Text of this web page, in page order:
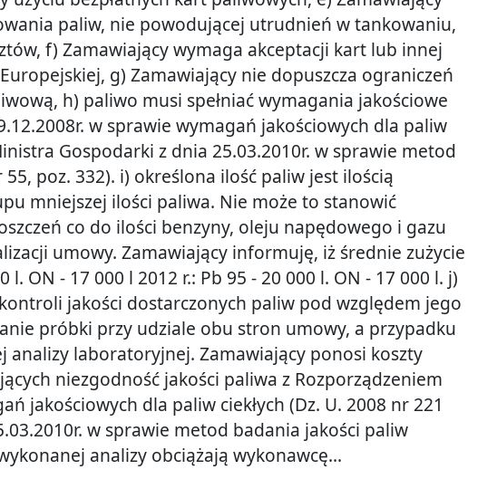
paliw, nie powodującej utrudnień w tankowaniu,
f) Zamawiający wymaga akceptacji kart lub innej
g) Zamawiający nie dopuszcza ograniczeń
h) paliwo musi spełniać wymagania jakościowe
w sprawie wymagań jakościowych dla paliw
Gospodarki z dnia 25.03.2010r. w sprawie metod
poz. 332). i) określona ilość paliw jest ilością
mniejszej ilości paliwa. Nie może to stanowić
co do ilości benzyny, oleju napędowego i gazu
umowy. Zamawiający informuję, iż średnie zużycie
ON - 17 000 l 2012 r.: Pb 95 - 20 000 l. ON - 17 000 l. j)
jakości dostarczonych paliw pod względem jego
próbki przy udziale obu stron umowy, a przypadku
laboratoryjnej. Zamawiający ponosi koszty
niezgodność jakości paliwa z Rozporządzeniem
jakościowych dla paliw ciekłych (Dz. U. 2008 nr 221
w sprawie metod badania jakości paliw
analizy obciążają wykonawcę...